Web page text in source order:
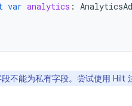
var analytics :
不能为私有字段。尝试使用 Hilt